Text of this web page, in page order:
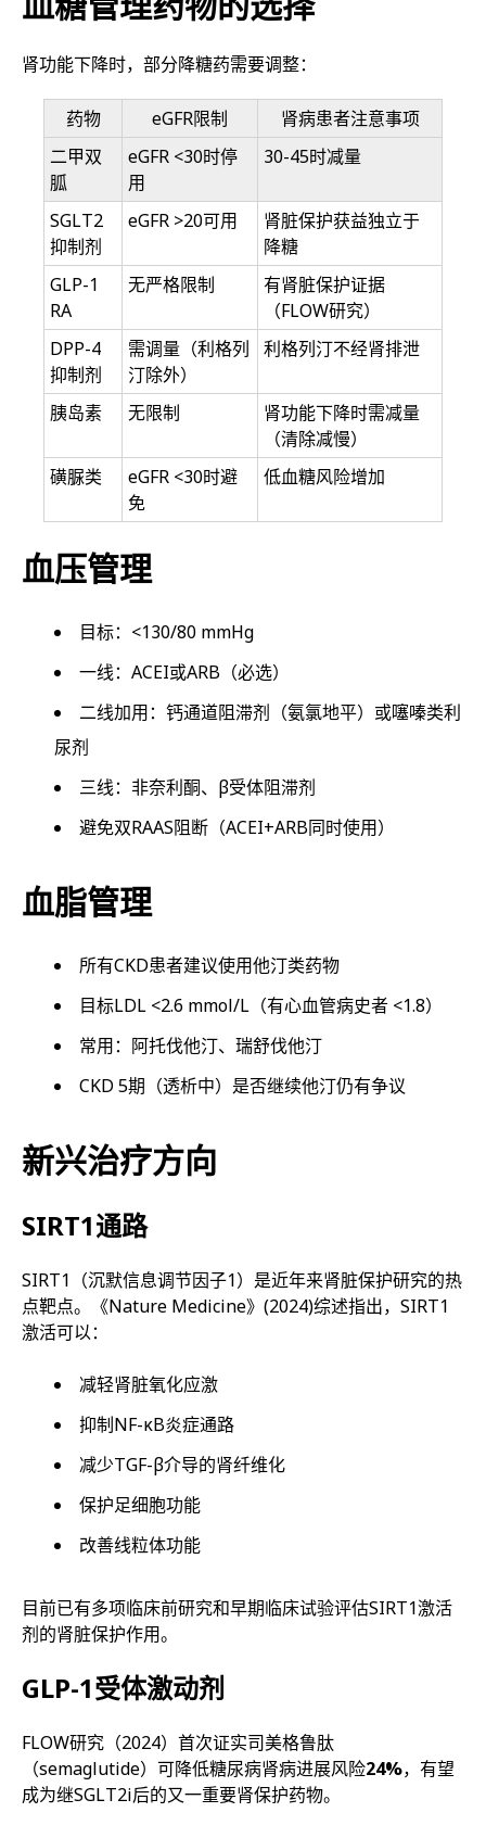
肾功能下降时，部分降糖药需要调整：
药物 eGFR限制
肾病患者注意事项
二甲双
胍
eGFR <30时停
用
30-45时减量
SGLT2
抑制剂
eGFR >20可用
肾脏保护获益独立于
降糖
GLP-1
RA
无严格限制
有肾脏保护证据
（FLOW研究）
DPP-4
抑制剂
需调量（利格列
汀除外）
利格列汀不经肾排泄
胰岛素 无限制
肾功能下降时需减量
（清除减慢）
磺脲类
eGFR <30时避
免
低血糖风险增加
血压管理
目标：<130/80 mmHg
一线：ACEI或ARB（必选）
二线加用：钙通道阻滞剂（氨氯地平）或噻嗪类利
尿剂
三线：非奈利酮、β受体阻滞剂
避免双RAAS阻断（ACEI+ARB同时使用）
血脂管理
所有CKD患者建议使用他汀类药物
目标LDL <2.6 mmol/L（有心血管病史者 <1.8）
常用：阿托伐他汀、瑞舒伐他汀
CKD 5期（透析中）是否继续他汀仍有争议
新兴治疗方向
SIRT1通路
SIRT1（沉默信息调节因子1）是近年来肾脏保护研究的热
点靶点。《Nature Medicine》(2024)综述指出，SIRT1
激活可以：
减轻肾脏氧化应激
抑制NF-κB炎症通路
减少TGF-β介导的肾纤维化
保护足细胞功能
改善线粒体功能
目前已有多项临床前研究和早期临床试验评估SIRT1激活
剂的肾脏保护作用。
GLP-1受体激动剂
FLOW研究（2024）首次证实司美格鲁肽
（semaglutide）可降低糖尿病肾病进展风险24%，有望
成为继SGLT2i后的又一重要肾保护药物。